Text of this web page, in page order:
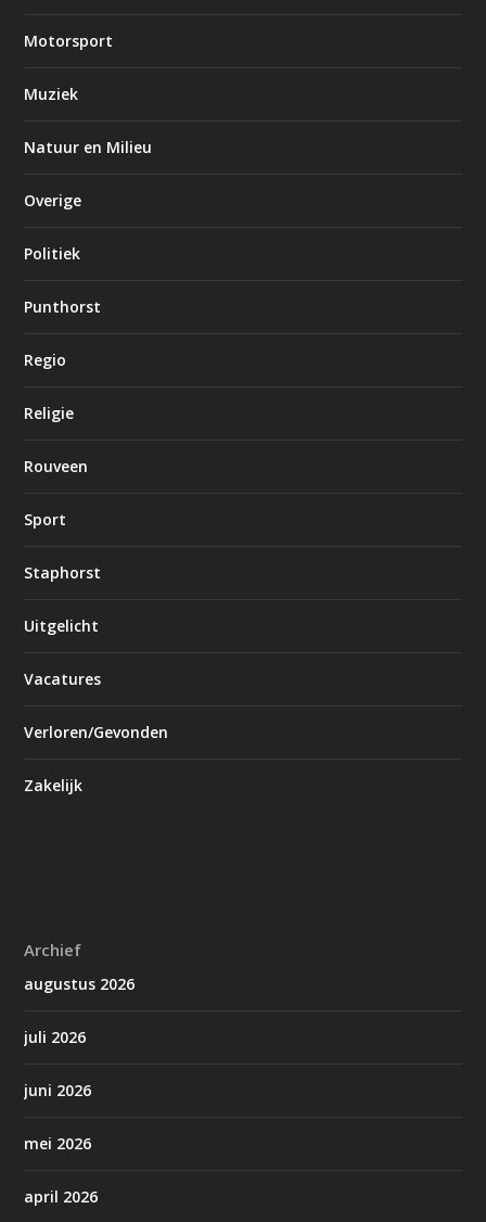
Motorsport
Muziek
Natuur en Milieu
Overige
Politiek
Punthorst
Regio
Religie
Rouveen
Sport
Staphorst
Uitgelicht
Vacatures
Verloren/Gevonden
Zakelijk
Archief
augustus 2026
juli 2026
juni 2026
mei 2026
april 2026